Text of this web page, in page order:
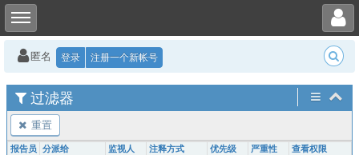
Toggle sidebar Toggle user menu
匿名 登录 注册一个新帐号
过滤器
重置
报告员 分派给 监视人 注释方式 优先级 严重性
查看权限